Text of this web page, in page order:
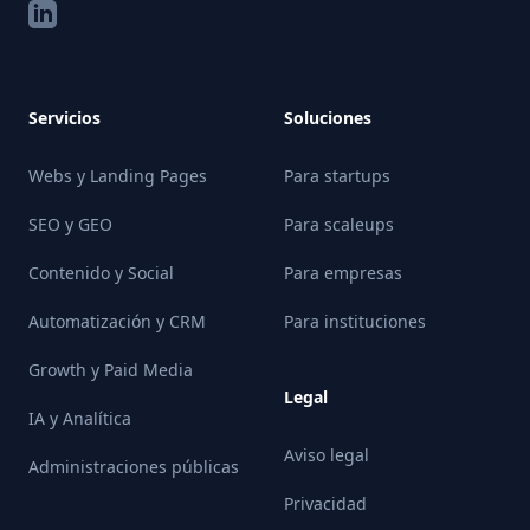
LinkedIn
Servicios
Webs y Landing Pages
SEO y GEO
Contenido y Social
Automatización y CRM
Growth y Paid Media
IA y Analítica
Administraciones públicas
Soluciones
Para startups
Para scaleups
Para empresas
Para instituciones
Legal
Aviso legal
Privacidad